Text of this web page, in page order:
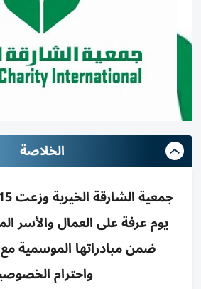
الخلاصة
يوم عرفة على العمال والأسر
ضمن مبادراتها الموسمية
واحترام